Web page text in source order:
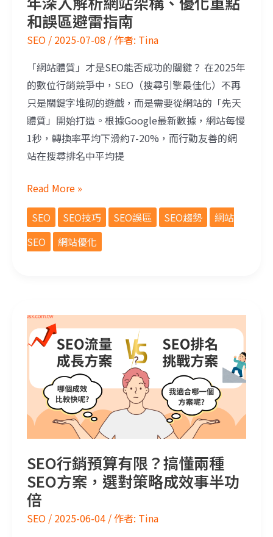
和誤區避雷指南
SEO / 2025-07-08 / 作者: Tina
「網站體質」才是SEO能否成功的關鍵？ 在2025年
的數位行銷競爭中，SEO（搜尋引擎最佳化）不再
只是關鍵字堆砌的遊戲，而是需要從網站的「先天
體質」開始打造。根據Google最新數據，網站每慢
1秒，轉換率平均下滑約7-20%，而行動友善的網
站在搜尋排名中平均提
Read More »
SEO
SEO技巧 SEO誤區 SEO趨勢
網站
SEO
網站優化
SEO行銷預算有限？搞懂兩種
SEO方案，選對策略成效事半功
倍
SEO / 2025-06-04 / 作者: Tina
SEO行銷預算有限？搞懂兩種SEO方案，選對策略成效事半功倍